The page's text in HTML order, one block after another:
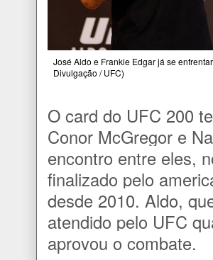
José Aldo e Frankie Edgar já se
Divulgação / UFC)
O card do UFC 200
Conor McGregor e
encontro entre eles,
finalizado pelo
desde 2010. Aldo,
atendido pelo UFC
aprovou o combate.